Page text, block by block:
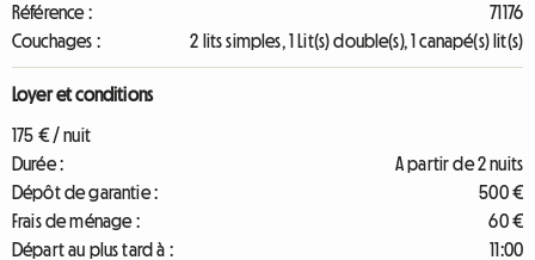
Référence :
71176
Couchages :
2 lits simples, 1 Lit(s) double(s), 1 canapé(s) lit(s)
Loyer et conditions
175 € / nuit
Durée :
A partir de 2 nuits
Dépôt de garantie :
500 €
Frais de ménage :
60 €
Départ au plus tard à :
11:00